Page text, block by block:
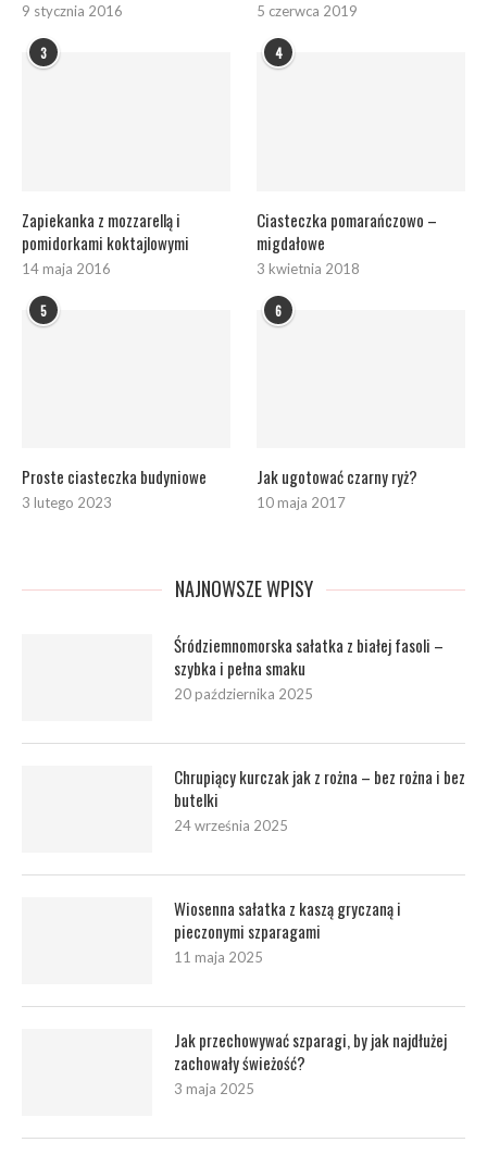
9 stycznia 2016 5 czerwca 2019
3
Zapiekanka z mozzarellą i
pomidorkami koktajlowymi
14 maja 2016
4
Ciasteczka pomarańczowo –
migdałowe
3 kwietnia 2018
5
Proste ciasteczka budyniowe
3 lutego 2023
6
Jak ugotować czarny ryż?
10 maja 2017
NAJNOWSZE WPISY
Śródziemnomorska sałatka z białej fasoli –
szybka i pełna smaku
20 października 2025
Chrupiący kurczak jak z rożna – bez rożna i bez
butelki
24 września 2025
Wiosenna sałatka z kaszą gryczaną i
pieczonymi szparagami
11 maja 2025
Jak przechowywać szparagi, by jak najdłużej
zachowały świeżość?
3 maja 2025